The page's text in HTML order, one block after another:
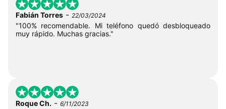
Fabián Torres - 22/03/2024
"100% recomendable. Mi teléfono quedó desbloqueado
muy rápido. Muchas gracias."
Roque Ch. - 6/11/2023